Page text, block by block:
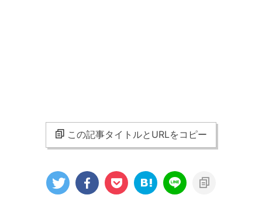
この記事タイトルとURLをコピー